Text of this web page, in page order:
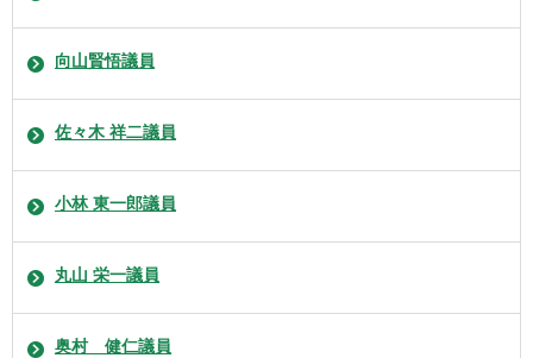
向山賢悟議員
佐々木 祥二議員
小林 東一郎議員
丸山 栄一議員
奥村 健仁議員